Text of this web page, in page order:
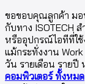
ขอขอบคุณลูกค้า มอ
กับทาง ISOTECH
หรืออุปกรณ์ไอทีที่ใ
แม้กระทั่งงาน
วัน รายเดือน รายปี
คอมพิวเตอร์ ทั้งหมด